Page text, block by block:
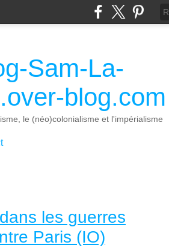
Sam-La-
blog.com
le (néo)colonialisme et l'impérialisme
les guerres
Paris (IO)